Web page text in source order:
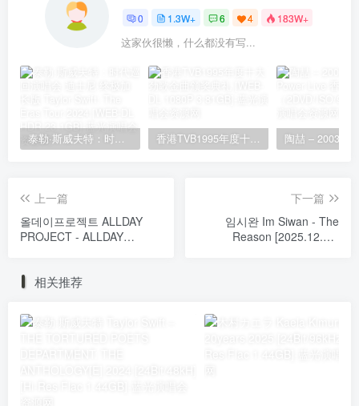
0 1.3W+ 6 4 183W+
这家伙很懒，什么都没有写...
泰勒·斯威夫特：时代巡回演唱会 迪士尼·终极加长版 Taylor Swift: The Eras Tour 2024 [WEB-DL HDR 23.1GB] 香港TVB1995年度十大劲歌金曲颁奖典礼 [WEB-DL 1080P 3.81GB]
上一篇
올데이프로젝트 ALLDAY
PROJECT - ALLDAY
217MB]
下一篇
임시완 Im Siwan - The
Reason [2025.12.05]
相关推荐